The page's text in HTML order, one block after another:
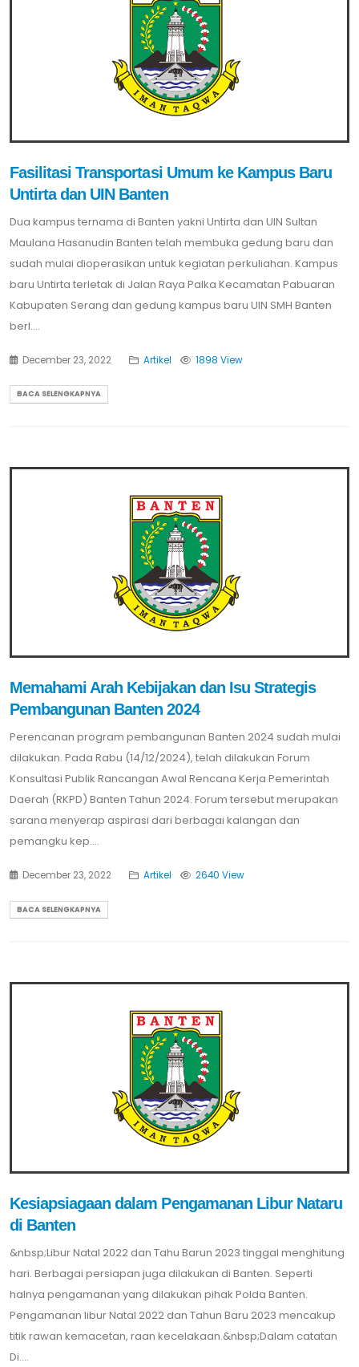
Fasilitasi Transportasi Umum ke Kampus Baru
Untirta dan UIN Banten
Dua kampus ternama di Banten yakni Untirta dan UIN Sultan
Maulana Hasanudin Banten telah membuka gedung baru dan
sudah mulai dioperasikan untuk kegiatan perkuliahan. Kampus
baru Untirta terletak di Jalan Raya Palka Kecamatan Pabuaran
Kabupaten Serang dan gedung kampus baru UIN SMH Banten
berl....
December 23, 2022 Artikel 1898 View
BACA SELENGKAPNYA
Memahami Arah Kebijakan dan Isu Strategis
Pembangunan Banten 2024
Perencanan program pembangunan Banten 2024 sudah mulai
dilakukan. Pada Rabu (14/12/2024), telah dilakukan Forum
Konsultasi Publik Rancangan Awal Rencana Kerja Pemerintah
Daerah (RKPD) Banten Tahun 2024. Forum tersebut merupakan
sarana menyerap aspirasi dari berbagai kalangan dan
pemangku kep....
December 23, 2022 Artikel 2640 View
BACA SELENGKAPNYA
Kesiapsiagaan dalam Pengamanan Libur Nataru
di Banten
&nbsp;Libur Natal 2022 dan Tahu Barun 2023 tinggal menghitung
hari. Berbagai persiapan juga dilakukan di Banten. Seperti
halnya pengamanan yang dilakukan pihak Polda Banten.
Pengamanan libur Natal 2022 dan Tahun Baru 2023 mencakup
titik rawan kemacetan, raan kecelakaan.&nbsp;Dalam catatan
Di....